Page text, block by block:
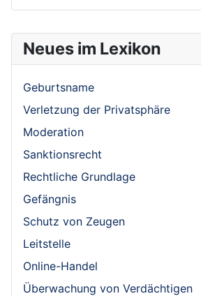
Neues im Lexikon
Geburtsname
Verletzung der Privatsphäre
Moderation
Sanktionsrecht
Rechtliche Grundlage
Gefängnis
Schutz von Zeugen
Leitstelle
Online-Handel
Überwachung von Verdächtigen